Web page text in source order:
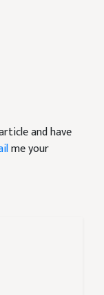
and have
me your